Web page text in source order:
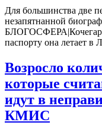
Для большинства две
незапятнанной
паспорту она летает
Возросло
которые
идут в
КМИС